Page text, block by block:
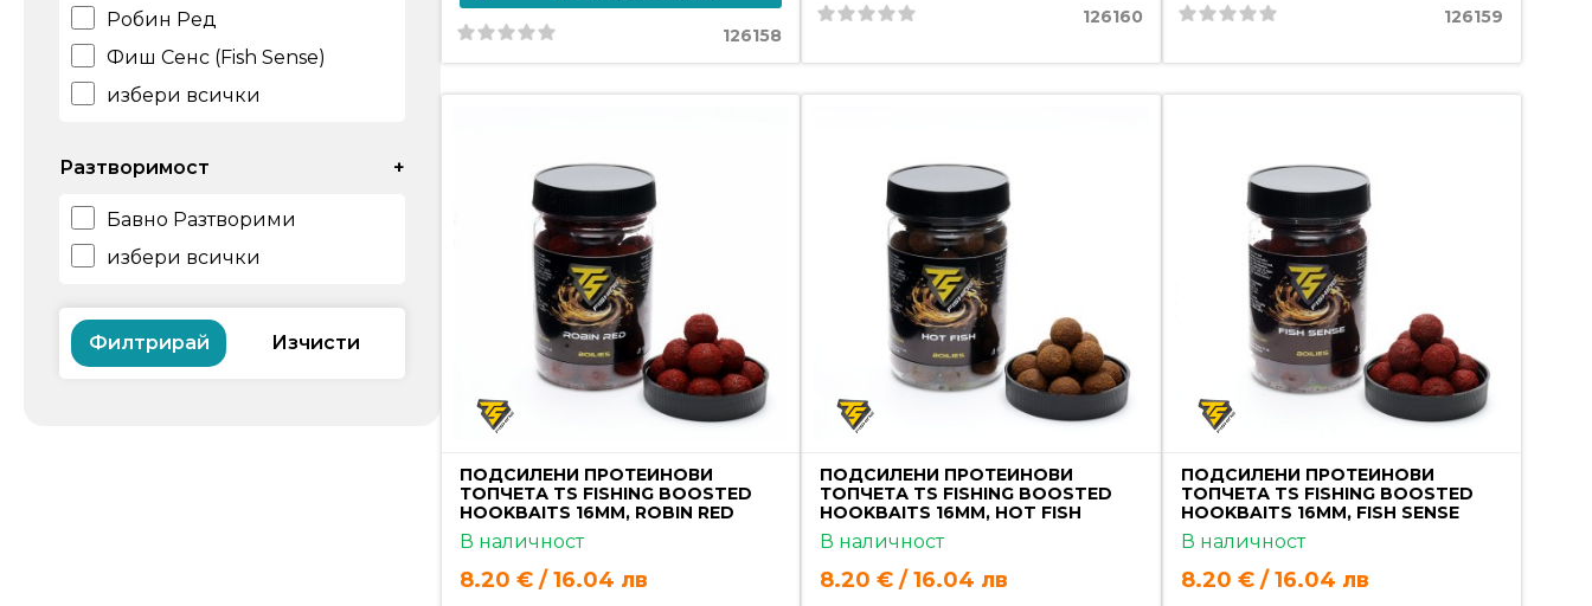
Робин Ред
Фиш Сенс (Fish Sense)
избери всички
Разтворимост +
Бавно Разтворими
избери всички
Филтрирай
126158
126160 126159
ПОДСИЛЕНИ ПРОТЕИНОВИ
ТОПЧЕТА TS FISHING BOOSTED
HOOKBAITS 16MM, ROBIN RED
В наличност
8.20 € / 16.04 лв
ПОДСИЛЕНИ ПРОТЕИНОВИ
ТОПЧЕТА TS FISHING BOOSTED
HOOKBAITS 16MM, HOT FISH
В наличност
8.20 € / 16.04 лв
ПОДСИЛЕНИ ПРОТЕИНОВИ
ТОПЧЕТА TS FISHING BOOSTED
HOOKBAITS 16MM, FISH SENSE
В наличност
8.20 € / 16.04 лв